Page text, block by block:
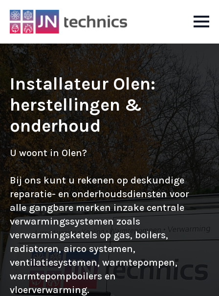
Installateur Olen:
herstellingen &
onderhoud
U woont in Olen?
Bij ons kunt u rekenen op deskundige
reparatie- en onderhoudsdiensten voor
alle gangbare merken inzake centrale
verwarmingssystemen zoals
verwarmingsketels op gas, boilers,
radiatoren, airco systemen,
ventilatiesystemen, warmtepompen,
warmtepompboilers en
vloerverwarming.